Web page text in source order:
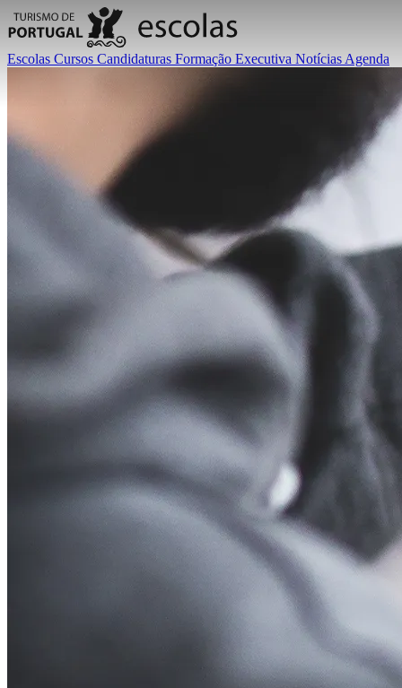
Escolas Cursos Candidaturas Formação Executiva Notícias Agenda